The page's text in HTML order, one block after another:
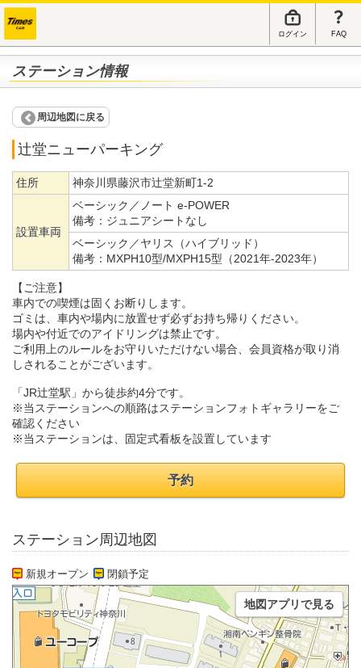
ログイン FAQ
ステーション情報
周辺地図に戻る
辻堂ニューパーキング
住所 神奈川県藤沢市辻堂新町1-2
設置車両
ベーシック／ノート e-POWER
備考： ジュニアシートなし
ベーシック／ヤリス（ハイブリッド）
備考： MXPH10型/MXPH15型（2021年-2023年）
【ご注意】
車内での喫煙は固くお断りします。
ゴミは、車内や場内に放置せず必ずお持ち帰りください。
場内や付近でのアイドリングは禁止です。
ご利用上のルールをお守りいただけない場合、会員資格が取り消
しされることがございます。
「JR辻堂駅」から徒歩約4分です。
※当ステーションへの順路はステーションフォトギャラリーをご
確認ください
※当ステーションは、固定式看板を設置しています
予約
ステーション周辺地図
新規オープン 閉鎖予定
地図アプリで見る